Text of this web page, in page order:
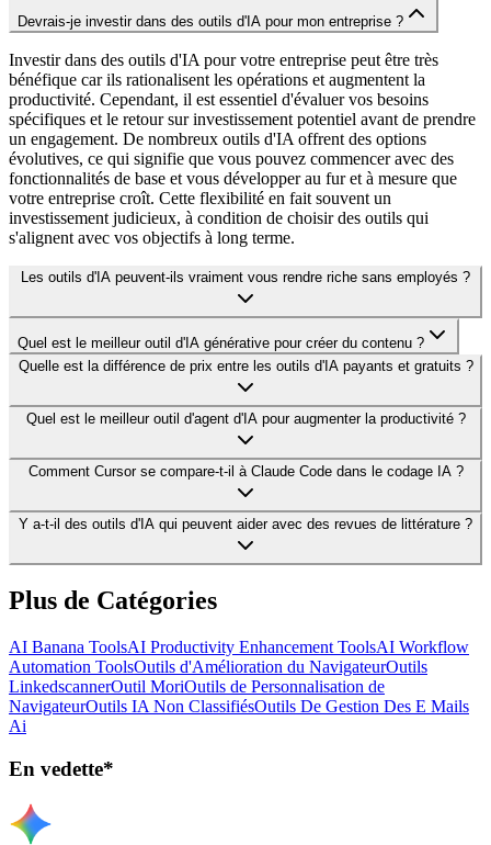
Devrais-je investir dans des outils d'IA pour mon entreprise ?
Investir dans des outils d'IA pour votre entreprise peut être très
bénéfique car ils rationalisent les opérations et augmentent la
productivité. Cependant, il est essentiel d'évaluer vos besoins
spécifiques et le retour sur investissement potentiel avant de prendre
un engagement. De nombreux outils d'IA offrent des options
évolutives, ce qui signifie que vous pouvez commencer avec des
fonctionnalités de base et vous développer au fur et à mesure que
votre entreprise croît. Cette flexibilité en fait souvent un
investissement judicieux, à condition de choisir des outils qui
s'alignent avec vos objectifs à long terme.
Les outils d'IA peuvent-ils vraiment vous rendre riche sans employés ?
Quel est le meilleur outil d'IA générative pour créer du contenu ?
Quelle est la différence de prix entre les outils d'IA payants et gratuits ?
Quel est le meilleur outil d'agent d'IA pour augmenter la productivité ?
Comment Cursor se compare-t-il à Claude Code dans le codage IA ?
Y a-t-il des outils d'IA qui peuvent aider avec des revues de littérature ?
Plus de Catégories
AI Banana ToolsAI Productivity Enhancement ToolsAI Workflow
Automation ToolsOutils d'Amélioration du NavigateurOutils
LinkedscannerOutil MoriOutils de Personnalisation de
NavigateurOutils IA Non ClassifiésOutils De Gestion Des E Mails
Ai
En vedette*